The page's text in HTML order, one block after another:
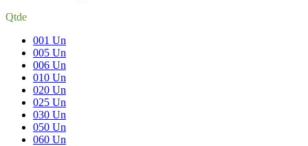
Qtde
001 Un
005 Un
006 Un
010 Un
020 Un
025 Un
030 Un
050 Un
060 Un